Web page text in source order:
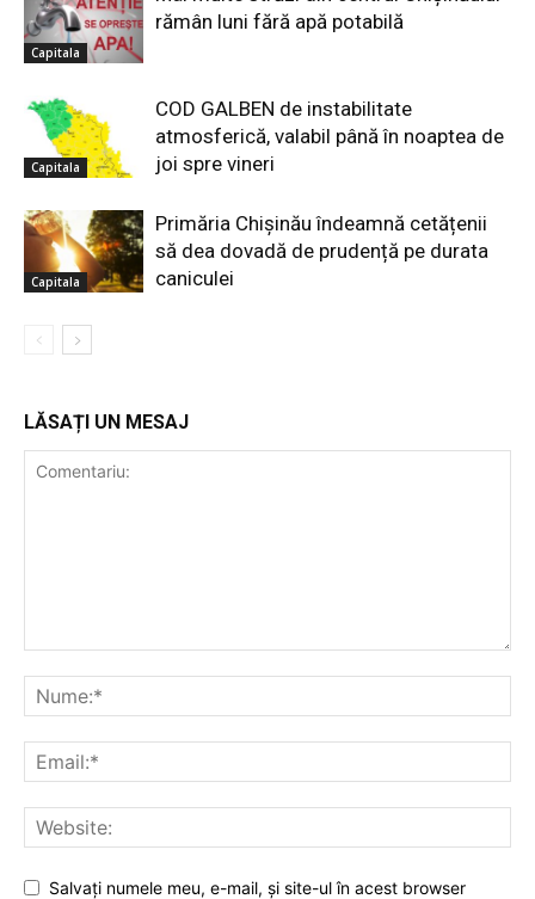
Capitala
rămân luni fără apă potabilă
Capitala
COD GALBEN de instabilitate
atmosferică, valabil până în noaptea de
joi spre vineri
Capitala
Primăria Chișinău îndeamnă cetățenii
să dea dovadă de prudență pe durata
caniculei
LĂSAȚI UN MESAJ
Salvaţi numele meu, e-mail, şi site-ul în acest browser